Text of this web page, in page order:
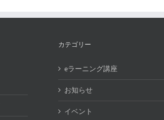
カテゴリー
eラーニング講座
お知らせ
イベント